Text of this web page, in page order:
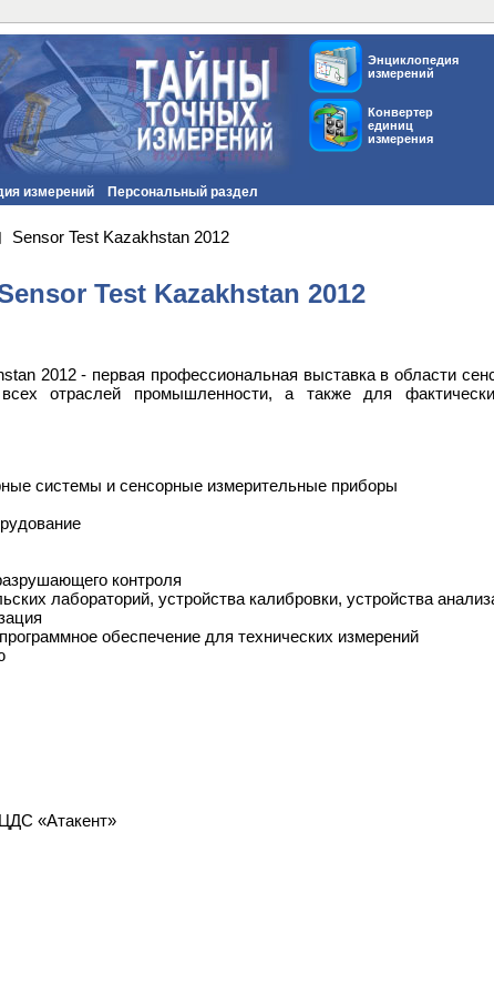
Энциклопедия
измерений
Конвертер
единиц
измерения
измерений Персональный раздел
Sensor Test Kazakhstan 2012
Test Kazakhstan 2012
2012 - первая профессиональная выставка в области
отраслей промышленности, а также для
системы и сенсорные измерительные приборы
контроля
лабораторий, устройства калибровки, устройства
обеспечение для технических измерений
«Атакент»